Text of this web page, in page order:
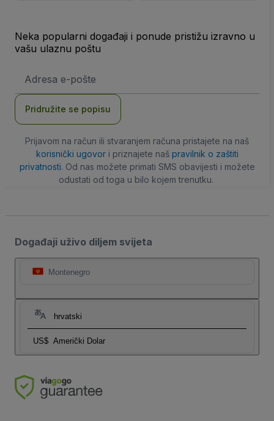
Neka popularni događaji i ponude pristižu izravno u
vašu ulaznu poštu
mail
Pridružite se popisu
Prijavom na račun ili stvaranjem računa pristajete na naš
korisnički ugovori priznajete naš pravilnik o zaštiti
privatnosti. Od nas možete primati SMS obavijesti i možete
odustati od toga u bilo kojem trenutku.
Događaji uživo diljem svijeta
Montenegro
hrvatski
US$ Američki Dolar